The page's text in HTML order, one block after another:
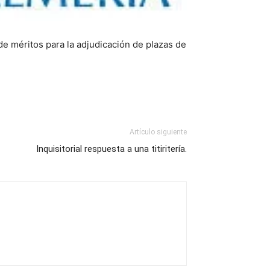
méritos para la adjudicación de plazas de
Artículo siguiente
Inquisitorial respuesta a una titiritería.